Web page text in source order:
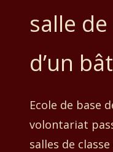
salle
d’un
Ecole de base
volontariat
salles de